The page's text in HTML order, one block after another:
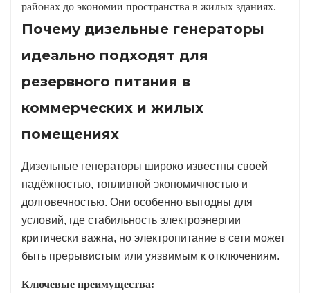
районах до экономии пространства в жилых зданиях.
Почему дизельные генераторы
идеально подходят для
резервного питания в
коммерческих и жилых
помещениях
Дизельные генераторы широко известны своей
надёжностью, топливной экономичностью и
долговечностью. Они особенно выгодны для
условий, где стабильность электроэнергии
критически важна, но электропитание в сети может
быть прерывистым или уязвимым к отключениям.
Ключевые преимущества: